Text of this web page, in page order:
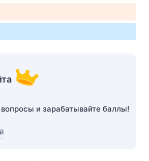
и зарабатывайте баллы!